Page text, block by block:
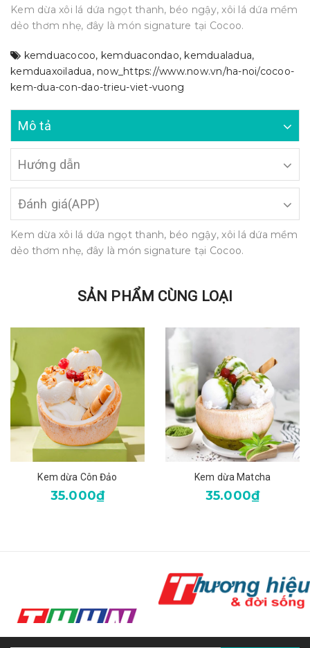
Kem dừa xôi lá dứa ngọt thanh, béo ngậy, xôi lá dứa mềm
dẻo thơm nhẹ, đây là món signature tại Cocoo.
kemduacocoo, kemduacondao, kemdualadua,
kemduaxoiladua, now_https://www.now.vn/ha-noi/cocoo-
kem-dua-con-dao-trieu-viet-vuong
Mô tả
Hướng dẫn
Đánh giá(APP)
Kem dừa xôi lá dứa ngọt thanh, béo ngậy, xôi lá dứa mềm
dẻo thơm nhẹ, đây là món signature tại Cocoo.
SẢN PHẨM CÙNG LOẠI
Kem dừa Côn Đảo
35.000₫
Kem dừa Matcha
35.000₫